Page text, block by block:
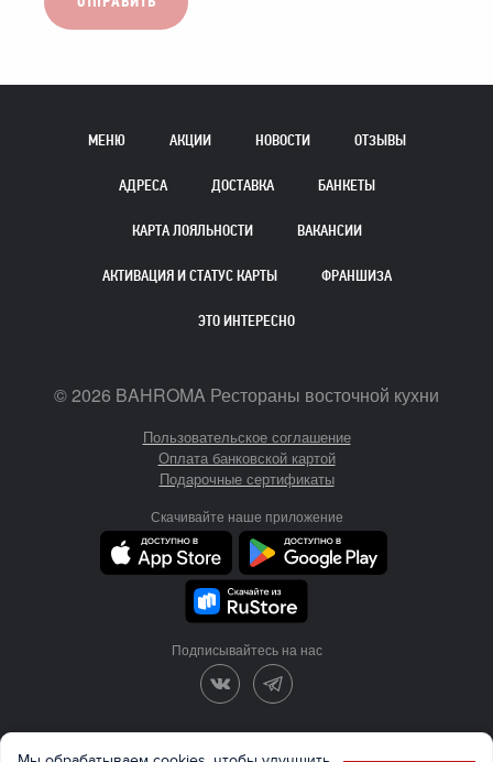
МЕНЮ АКЦИИ НОВОСТИ ОТЗЫВЫ
АДРЕСА ДОСТАВКА БАНКЕТЫ
КАРТА ЛОЯЛЬНОСТИ ВАКАНСИИ
АКТИВАЦИЯ И СТАТУС КАРТЫ ФРАНШИЗА
ЭТО ИНТЕРЕСНО
©2026 BAHROMA Рестораны восточной кухни
Пользовательское соглашение
Оплата банковской картой
Подарочные сертификаты
Скачивайте наше приложение
Подписывайтесь на нас